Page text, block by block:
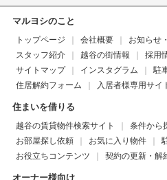
マルヨシのこと
トップページ 会社概要 お知らせ
スタッフ紹介
越谷の街情報 採用
サイトマップ
インスタグラム
駐
住居解約フォーム
入居者様専用サイ
住まいを借りる
越谷の賃貸物件検索サイト 条件から
お部屋探し依頼
お気に入り物件
お役立ちコンテンツ
契約の更新・解
オーナー様向け